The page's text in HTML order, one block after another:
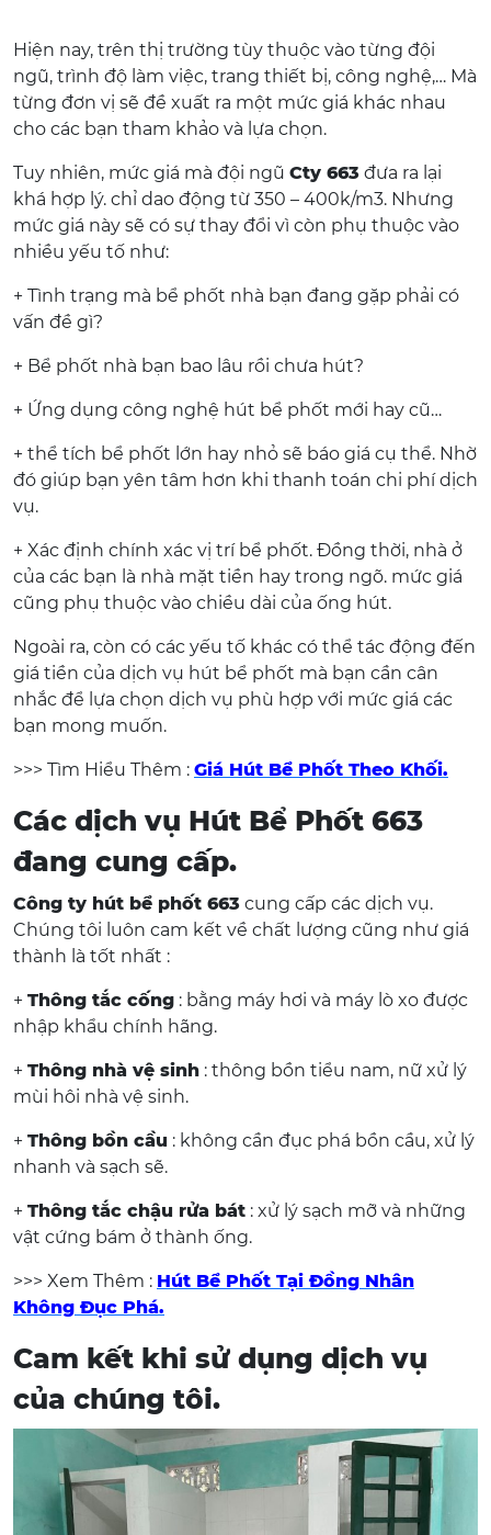
Hiện nay, trên thị trường tùy thuộc vào từng đội
ngũ, trình độ làm việc, trang thiết bị, công nghệ,… Mà
từng đơn vị sẽ đề xuất ra một mức giá khác nhau
cho các bạn tham khảo và lựa chọn.
Tuy nhiên, mức giá mà đội ngũ Cty 663 đưa ra lại
khá hợp lý. chỉ dao động từ 350 – 400k/m3. Nhưng
mức giá này sẽ có sự thay đổi vì còn phụ thuộc vào
nhiều yếu tố như:
+ Tình trạng mà bể phốt nhà bạn đang gặp phải có
vấn đề gì?
+ Bể phốt nhà bạn bao lâu rồi chưa hút?
+ Ứng dụng công nghệ hút bể phốt mới hay cũ…
+ thể tích bể phốt lớn hay nhỏ sẽ báo giá cụ thể. Nhờ
đó giúp bạn yên tâm hơn khi thanh toán chi phí dịch
vụ.
+ Xác định chính xác vị trí bể phốt. Đồng thời, nhà ở
của các bạn là nhà mặt tiền hay trong ngõ. mức giá
cũng phụ thuộc vào chiều dài của ống hút.
Ngoài ra, còn có các yếu tố khác có thể tác động đến
giá tiền của dịch vụ hút bể phốt mà bạn cần cân
nhắc để lựa chọn dịch vụ phù hợp với mức giá các
bạn mong muốn.
>>> Tìm Hiểu Thêm : Giá Hút Bể Phốt Theo Khối.
Các dịch vụ Hút Bể Phốt 663
đang cung cấp.
Công ty hút bể phốt 663 cung cấp các dịch vụ.
Chúng tôi luôn cam kết về chất lượng cũng như giá
thành là tốt nhất :
+ Thông tắc cống : bằng máy hơi và máy lò xo được
nhập khẩu chính hãng.
+ Thông nhà vệ sinh : thông bồn tiểu nam, nữ xử lý
mùi hôi nhà vệ sinh.
+ Thông bồn cầu : không cần đục phá bồn cầu, xử lý
nhanh và sạch sẽ.
+ Thông tắc chậu rửa bát : xử lý sạch mỡ và những
vật cứng bám ở thành ống.
>>> Xem Thêm : Hút Bể Phốt Tại Đồng Nhân
Không Đục Phá.
Cam kết khi sử dụng dịch vụ
của chúng tôi.